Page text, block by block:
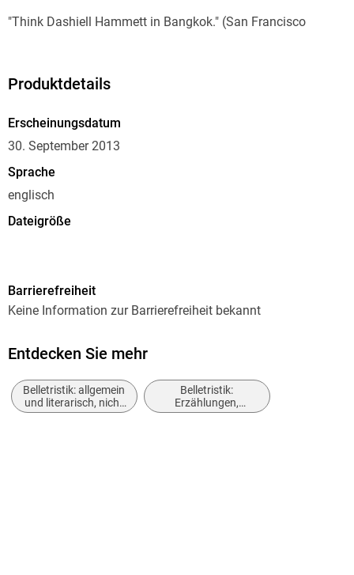
"Think Dashiell Hammett in Bangkok." (San Francisco
"Moore's flashy style successfully captures the dizzying
(Marilyn Stasio, The New York Times Book Review)
our man in Bangkok." (Bangkok Post)
Produktdetails
Erscheinungsdatum
30. September 2013
Sprache
englisch
Dateigröße
Christopher G. Moore
Verlag/Hersteller
ohne Kopierschutz
Produktart
Barrierefreiheit
Keine Information zur Barrierefreiheit bekannt
Entdecken Sie mehr
Belletristik: allgemein
und literarisch, nicht
nach Genre
Belletristik:
Erzählungen,
Kurzgeschichten,